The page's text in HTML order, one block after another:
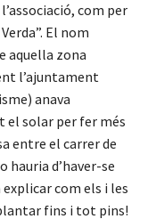
com per
El nom
aquella zona
l’ajuntament
anava
solar per fer més
entre el carrer de
hauria d’haver-se
explicar com els i les
fins i tot pins!